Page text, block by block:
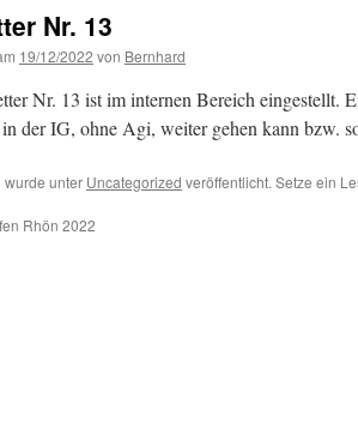
Nr. 13
19/12/2022 von Bernhard
Nr. 13 ist im internen Bereich eingestellt.
der IG, ohne Agi, weiter gehen kann bzw.
wurde unter Uncategorized veröffentlicht. Setze ein
Rhön 2022